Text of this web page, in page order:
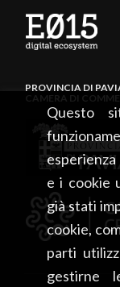
Questo
e i cookie
già stati
cookie,
parti
gestirne
PROVINCIA DI
CAMERA DI